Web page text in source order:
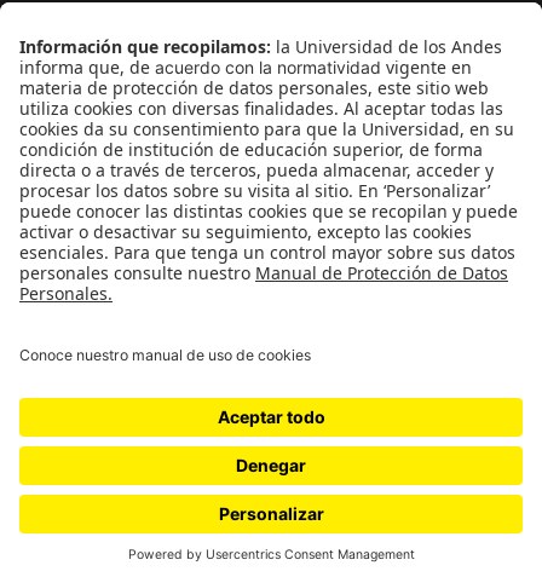
CONTÁCTANOS
cerosetenta@uniandes.edu.co
BOGOTÁ, COLOMBIA
NEWSLETTER